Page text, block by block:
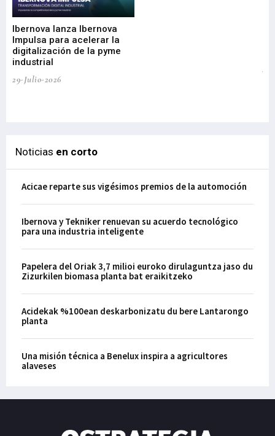
Ibernova lanza Ibernova
Impulsa para acelerar la
digitalización de la pyme
industrial
29-Julio-2026
Noticias en corto
Acicae reparte sus vigésimos premios de la automoción
Ibernova y Tekniker renuevan su acuerdo tecnológico
para una industria inteligente
Papelera del Oriak 3,7 milioi euroko dirulaguntza jaso du
Zizurkilen biomasa planta bat eraikitzeko
Acidekak %100ean deskarbonizatu du bere Lantarongo
planta
Una misión técnica a Benelux inspira a agricultores
alaveses